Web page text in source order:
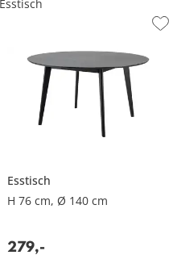
Esstisch
H 76 cm, Ø 140 cm
279,-
Esstisch